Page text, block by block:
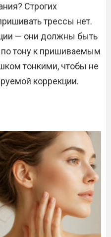
Строгих
трессы нет.
— они должны быть
тону к пришиваемым
тонкими, чтобы не
коррекции.